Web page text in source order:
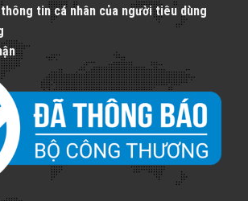
tin cá nhân của người tiêu dùng